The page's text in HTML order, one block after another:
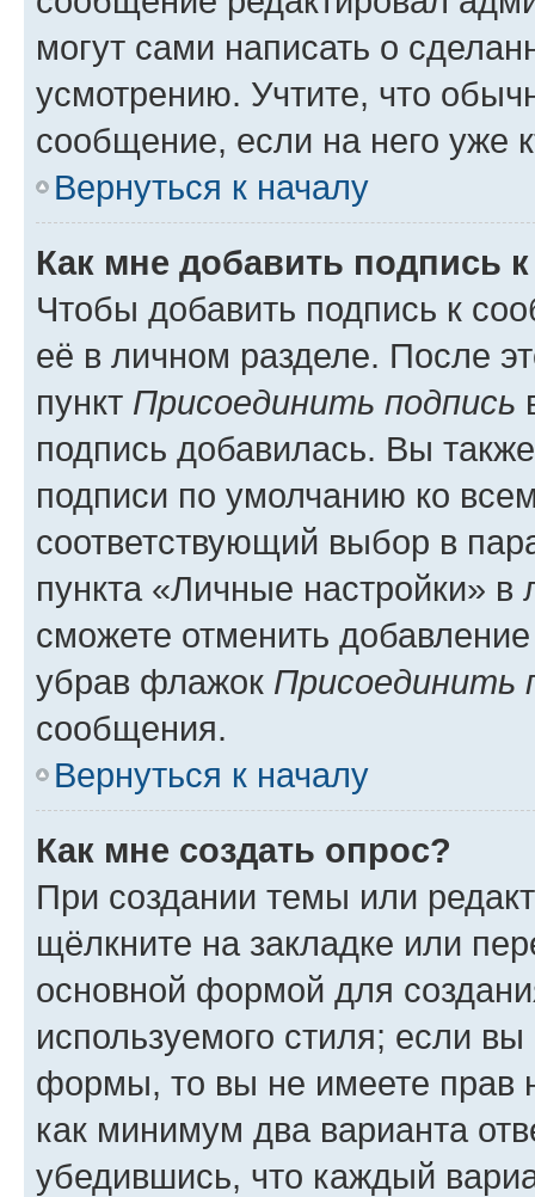
могут сами написать о
усмотрению. Учтите, что
сообщение, если на него уже
Вернуться к началу
Как мне добавить подпись
Чтобы добавить подпись к
её в личном разделе. После
пункт Присоединить подпись
подпись добавилась. Вы
подписи по умолчанию ко
соответствующий выбор в
пункта «Личные настройки»
сможете отменить
убрав флажок Присоединить
сообщения.
Вернуться к началу
Как мне создать опрос?
При создании темы или
щёлкните на закладке или
основной формой для
используемого стиля; если
формы, то вы не имеете прав
как минимум два варианта
убедившись, что каждый